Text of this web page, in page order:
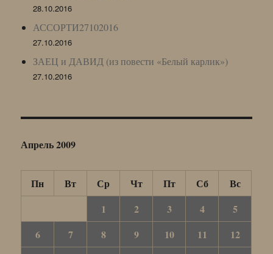
28.10.2016
АССОРТИ27102016
27.10.2016
ЗАЕЦ и ДАВИД (из повести «Белый карлик»)
27.10.2016
Апрель 2009
Пн Вт Ср Чт Пт Сб
Вс
1
2 3 4
5
6
7 8 9 10 11
12